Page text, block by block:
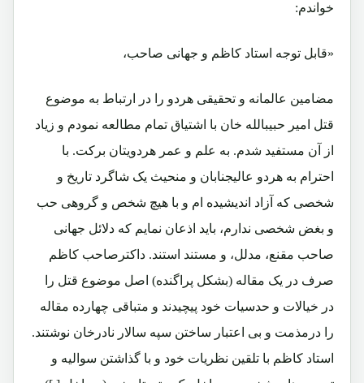
خواندم:
«قابل توجه استاد کاظم و جهانی صاحب،
مضامین عالمانه و تحقیقی هردو را در ارتباط به موضوع
قتل امیر حبیبالله خان با اشتیاق تمام مطالعه نمودم و زیاد
از آن مستفید شدم. به علم و عمر هردویتان برکت. با
احترام به هردو عالیجنابان و منحیث یک شاگرد تاریخ و
شخصی که آزاد اندیشیده ام و با هیچ شخص و گروهی حب
و بغض شخصی ندارم، باید اذعان نمایم که دلائل جهانی
صاحب مقنع، مدلل، و مستند استند. داکترصاحب کاظم
صرف در یک مقاله (بشکل پراگنده) اصل موضوع قتل را
در خیالات و حدسیات خود پیچیدند و متباقی چهارده مقاله
را درمذمت و بی اعتبار ساختن سپه سالار نادرخان نوشتند.
استاد کاظم با تلقین نظریات خود و با گذاشتن سوالیه و